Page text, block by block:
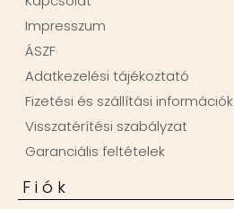
Impresszum
ÁSZF
Adatkezelési tájékoztató
Fizetési és szállítási információk
Visszatérítési szabályzat
Garanciális feltételek
Fiók